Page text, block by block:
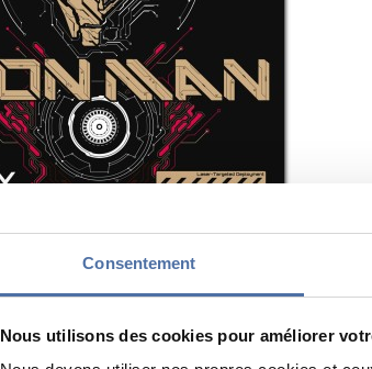
Consentement
Nous utilisons des cookies pour améliorer